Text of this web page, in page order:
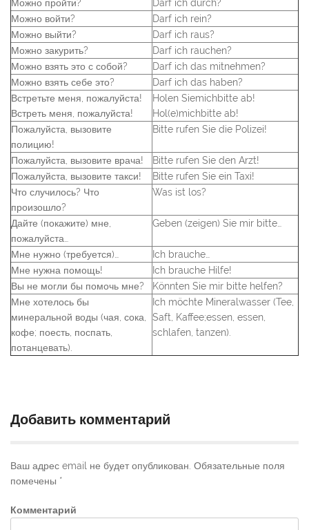
Можно пройти?
Darf ich durch?
Можно войти?
Darf ich rein?
Можно выйти?
Darf ich raus?
Можно закурить?
Darf ich rauchen?
Можно взять это с собой?
Darf ich das mitnehmen?
Можно взять себе это?
Darf ich das haben?
Встретьте меня, пожалуйста!
Встреть меня, пожалуйста!
Holen Siemichbitte ab!
Hol(e)michbitte ab!
Пожалуйста, вызовите
полицию!
Bitte rufen Sie die Polizei!
Пожалуйста, вызовите врача!
Bitte rufen Sie den Arzt!
Пожалуйста, вызовите такси!
Bitte rufen Sie ein Taxi!
Что случилось? Что
произошло?
Was ist los?
Дайте (покажите) мне,
пожалуйста…
Geben (zeigen) Sie mir bitte…
Мне нужно (требуется)…
Ich brauche…
Мне нужна помощь!
Ich brauche Hilfe!
Вы не могли бы помочь мне?
Könnten Sie mir bitte helfen?
Мне хотелось бы
минеральной воды (чая, сока,
кофе; поесть, поспать,
потанцевать).
Ich möchte Mineralwasser (Tee,
Saft, Kaffee;essen, essen,
schlafen, tanzen).
Добавить комментарий
Ваш адрес email не будет опубликован. Обязательные поля
помечены *
Комментарий